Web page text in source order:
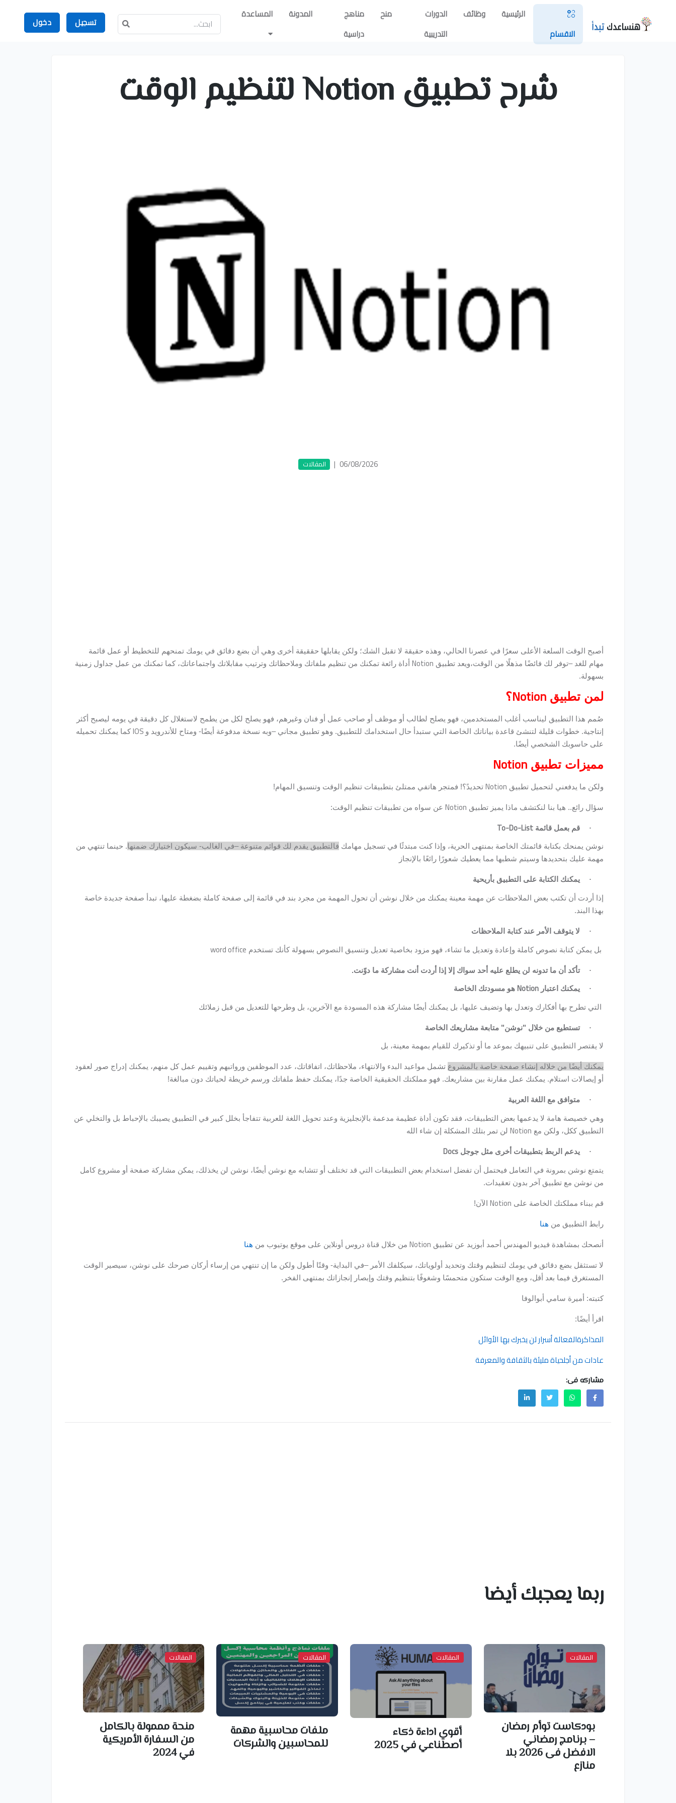
الاقسام
الرئيسية وظائف
الدورات
التدريبية
منح
مناهج
دراسية
المدونة المساعدة
تسجيل دخول
شرح تطبيق Notion لتنظيم الوقت
06/08/2026
| المقالات
أصبح الوقت السلعة الأعلى سعرًا في عصرنا الحالي، وهذه حقيقة لا تقبل الشك؛ ولكن يقابلها حققيقة أخرى وهي أن بضع دقائق في يومك تمنحهم للتخطيط أو عمل قائمة
مهام للغد –توفر لك فائضًا مذهلًا من الوقت،ويعد تطبيق Notionأداة رائعة تمكنك من تنظيم ملفاتك وملاحظاتك وترتيب مقابلاتك واجتماعاتك، كما تمكنك من عمل جداول زمنية
بسهولة.
لمن تطبيق Notion؟
صُمم هذا التطبيق ليناسب أغلب المستخدمين، فهو يصلح لطالب أو موظف أو صاحب عمل أو فنان وغيرهم، فهو يصلح لكل من يطمح لاستغلال كل دقيقة في يومه ليصبح أكثر
إنتاجية. خطوات قليلة لتنشئ قاعدة بياناتك الخاصة التي ستبدأ حال استخدامك للتطبيق. وهو تطبيق مجاني –وبه نسخة مدفوعة أيضًا- ومتاح للأندرويد و IOSكما يمكنك تحميله
على حاسوبك الشخصي أيضًا.
مميزات تطبيق Notion
ولكن ما يدفعني لتحميل تطبيق Notionتحديدً؟! فمتجر هاتفي ممتلئ بتطبيقات تنظيم الوقت وتنسيق المهام!
سؤال رائع.. هيا بنا لنكتشف ماذا يميز تطبيق Notionعن سواه من تطبيقات تنظيم الوقت:
· قم بعمل قائمة To-Do-List
نوشن يمنحك بكتابة قائمتك الخاصة بمنتهى الحرية، وإذا كنت مبتدئًا في تسجيل مهامك فالتطبيق يقدم لك قوائم متنوعة –في الغالب- سيكون اختيارك ضمنها. حينما تنتهي من
مهمة عليك بتحديدها وسيتم شطبها مما يعطيك شعورًا رائعًا بالإنجاز
· يمكنك الكتابة على التطبيق بأريحية
إذا أردت أن تكتب بعض الملاحظات عن مهمة معينة يمكنك من خلال نوشن أن تحول المهمة من مجرد بند في قائمة إلى صفحة كاملة بضغطة عليها، تبدأ صفحة جديدة خاصة
بهذا البند.
· لا يتوقف الأمر عند كتابة الملاحظات
بل يمكن كتابة نصوص كاملة وإعادة وتعديل ما تشاء، فهو مزود بخاصية تعديل وتنسيق النصوص بسهولة كأنك تستخدم word office
· تأكد أن ما تدونه لن يطلع عليه أحد سواك إلا إذا أردت أنت مشاركة ما دوّنت.
· يمكنك اعتبار Notion هو مسودتك الخاصة
التي تطرح بها أفكارك وتعدل بها وتضيف عليها، بل يمكنك أيضًا مشاركة هذه المسودة مع الآخرين، بل وطرحها للتعديل من قبل زملائك
· تستطيع من خلال "نوشن" متابعة مشاريعك الخاصة
لا يقتصر التطبيق على تنبيهك بموعد ما أو تذكيرك للقيام بمهمة معينة، بل
يمكنك أيضًا من خلاله إنشاء صفحة خاصة بالمشروع تشمل مواعيد البدء والانتهاء، ملاحظاتك، اتفاقاتك، عدد الموظفين ورواتبهم وتقييم عمل كل منهم، يمكنك إدراج صور لعقود
أو إيصالات استلام. يمكنك عمل مقارنة بين مشاريعك. فهو مملكتك الحقيقية الخاصة جدًا، يمكنك حفظ ملفاتك ورسم خريطة لحياتك دون مبالغة!
· متوافق مع اللغة العربية
وهي خصيصة هامة لا يدعمها بعض التطبيقات، فقد تكون أداة عظيمة مدعمة بالإنجليزية وعند تحويل اللغة للعربية تتفاجأ بخلل كبير في التطبيق يصيبك بالإحباط بل والتخلي عن
التطبيق ككل، ولكن مع Notionلن تمر بتلك المشكلة إن شاء الله
· يدعم الربط بتطبيقات أخرى مثل جوجل Docs
يتمتع نوشن بمرونة في التعامل فيحتمل أن تفضل استخدام بعض التطبيقات التي قد تختلف أو تتشابه مع نوشن أيضًا، نوشن لن يخذلك، يمكن مشاركة صفحة أو مشروع كامل
من نوشن مع تطبيق آخر بدون تعقيدات.
قم ببناء مملكتك الخاصة على Notionالآن!
رابط التطبيق من هنا
أنصحك بمشاهدة فيديو المهندس أحمد أبوزيد عن تطبيق Notionمن خلال قناة دروس أونلاين على موقع يوتيوب من هنا
لا تستثقل بضع دقائق في يومك لتنظيم وقتك وتحديد أولوياتك، سيكلفك الأمر –في البداية- وقتًا أطول ولكن ما إن تنتهي من إرساء أركان صرحك على نوشن، سيصير الوقت
المستغرق فيما بعد أقل، ومع الوقت ستكون متحمسًا وشغوفًا بتنظيم وقتك وإبصار إنجازاتك بمنتهى الفخر.
كتبته: أميرة سامي أبوالوفا
اقرأ أيضًا:
المذاكرةالفعالة أسرار لن يخبرك بها الأوائل
عادات من أجلحياة مليئة بالثقافة والمعرفة
مشاركه فى:
ربما يعجبك أيضا
المقالات
بودكاست توأم رمضان
– برنامج رمضاني
الافضل فى 2026 بلا
منازع
المقالات
أقوي اداءة ذكاء
أصطناعي في 2025
المقالات
ملفات محاسبية مهمة
للمحاسبين والشركات
المقالات
منحة مممولة بالكامل
من السفارة الأمريكية
في 2024